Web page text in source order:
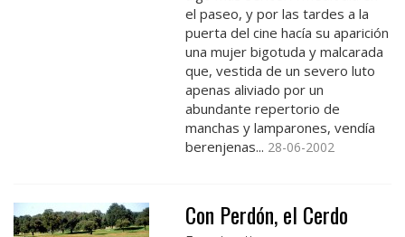
el paseo, y por las tardes a la
puerta del cine hacía su aparición
una mujer bigotuda y malcarada
que, vestida de un severo luto
apenas aliviado por un
abundante repertorio de
manchas y lamparones, vendía
berenjenas... 28-06-2002
Con Perdón, el Cerdo